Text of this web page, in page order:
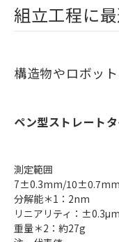
組立工程に
構造物やロボッ
ペン型ストレート
測定範囲
7±0.3mm/10±0.7mm
分解能＊1：2nm
リニアリティ：±0.3μm
重量＊2：約27g